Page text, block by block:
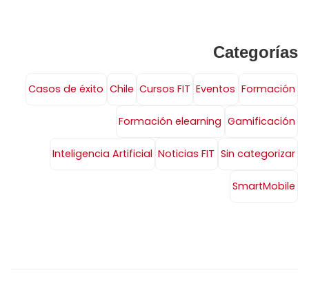
Categorías
Casos de éxito Chile Cursos FIT Eventos Formación
Formación elearning Gamificación
Inteligencia Artificial Noticias FIT Sin categorizar
SmartMobile